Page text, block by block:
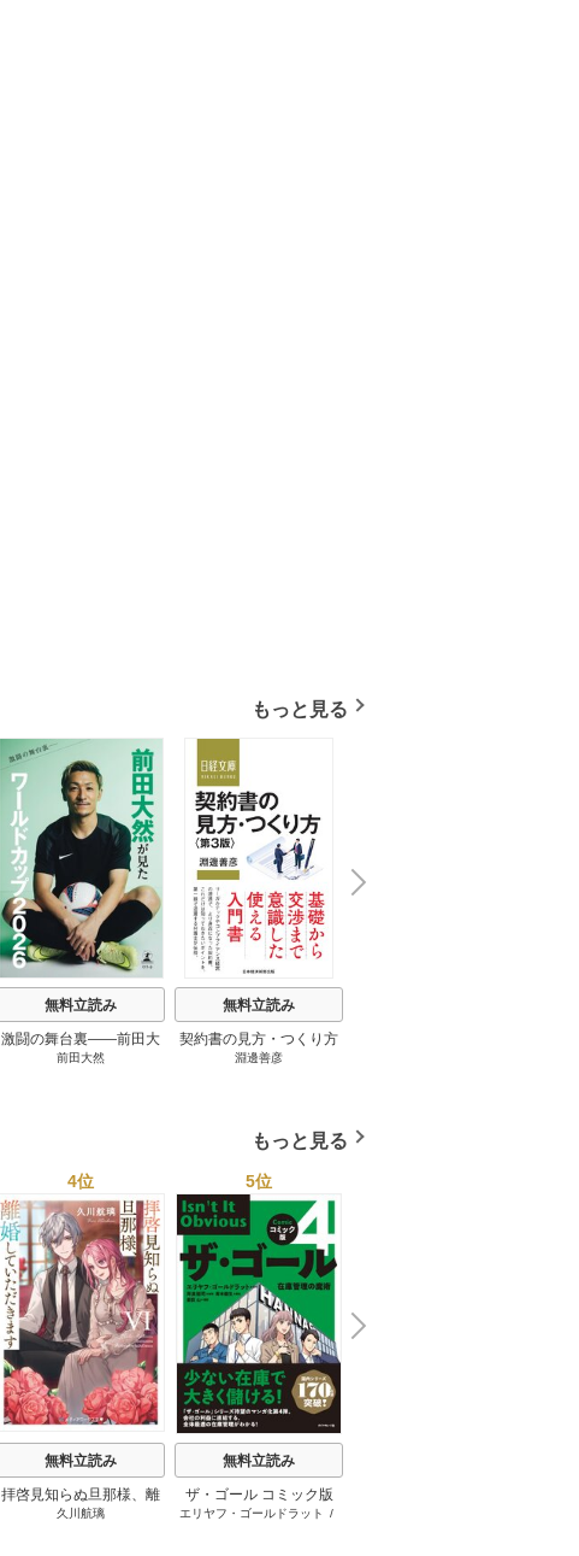
もっと見る
無料立読み
激闘の舞台裏――前田大
然が見たワールドカップ
前田大然
無料立読み
契約書の見方・つくり方
＜第３版＞ 1巻
淵邊善彦
N
e
x
t
もっと見る
4位
無料立読み
拝啓見知らぬ旦那様、離
婚していただきます
久川航璃
5位
無料立読み
ザ・ゴール コミック版
エリヤフ・ゴールドラット
/
N
e
x
t